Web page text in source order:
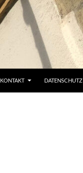
KONTAKT DATENSCHUTZ